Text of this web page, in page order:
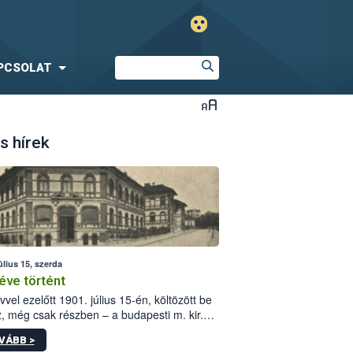
hírek
15, szerda
történt
ezelőtt 1901. július 15-én, költözött be
még csak részben – a budapesti m. kir.
állomás a Kis Rókus utca
alatti, Czigler Győző által tervezett új
>